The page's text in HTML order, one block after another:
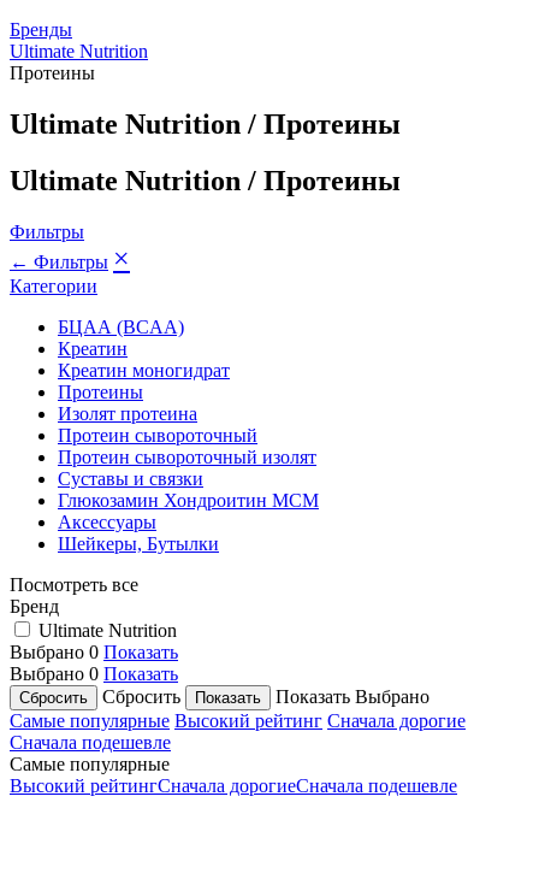
Бренды
Ultimate Nutrition
Протеины
Ultimate Nutrition / Протеины
Ultimate Nutrition / Протеины
Фильтры
← Фильтры ×
Категории
БЦАА (BCAA)
Креатин
Креатин моногидрат
Протеины
Изолят протеина
Протеин сывороточный
Протеин сывороточный изолят
Суставы и связки
Глюкозамин Хондроитин МСМ
Аксессуары
Шейкеры, Бутылки
Посмотреть все
Бренд
Ultimate Nutrition
Выбрано 0 Показать
Выбрано 0 Показать
Сбросить
Показать Выбрано
Самые популярные Высокий рейтинг Сначала дорогие
Сначала подешевле
Самые популярные
Высокий рейтингСначала дорогиеСначала подешевле